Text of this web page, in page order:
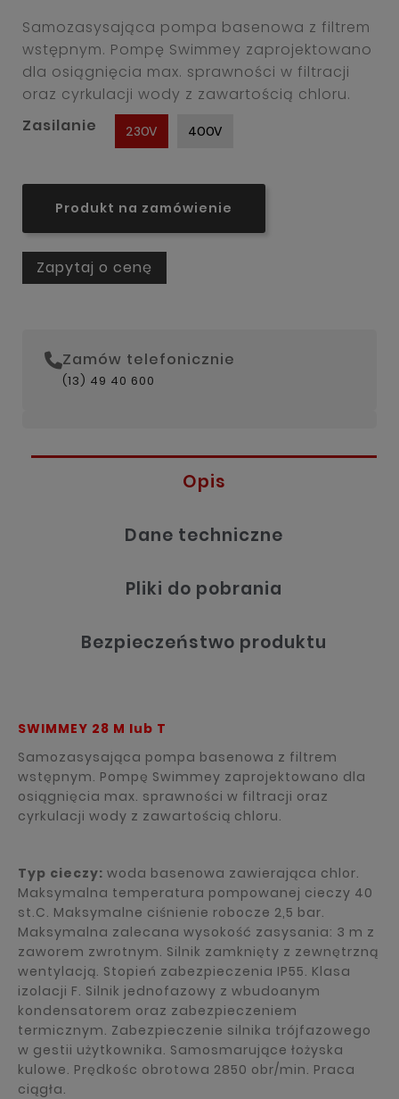
Samozasysająca pompa basenowa z filtrem
wstępnym. Pompę Swimmey zaprojektowano
dla osiągnięcia max. sprawności w filtracji
oraz cyrkulacji wody z zawartością chloru.
Zasilanie
230V 400V
Produkt na zamówienie
Zapytaj o cenę
Zamów telefonicznie
(13) 49 40 600
Opis
Dane techniczne
Pliki do pobrania
Bezpieczeństwo produktu
SWIMMEY 28 M lub T
Samozasysająca pompa basenowa z filtrem
wstępnym. Pompę Swimmey zaprojektowano dla
osiągnięcia max. sprawności w filtracji oraz
cyrkulacji wody z zawartością chloru.
Typ cieczy: woda basenowa zawierająca chlor.
Maksymalna temperatura pompowanej cieczy 40
st.C. Maksymalne ciśnienie robocze 2,5 bar.
Maksymalna zalecana wysokość zasysania: 3 m z
zaworem zwrotnym. Silnik zamknięty z zewnętrzną
wentylacją. Stopień zabezpieczenia IP55. Klasa
izolacji F. Silnik jednofazowy z wbudoanym
kondensatorem oraz zabezpieczeniem
termicznym. Zabezpieczenie silnika trójfazowego
w gestii użytkownika. Samosmarujące łożyska
kulowe. Prędkośc obrotowa 2850 obr/min. Praca
ciągła.